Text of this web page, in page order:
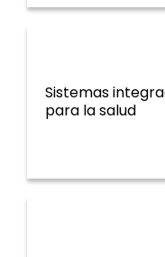
Sistemas
para la salud
Sistemas de